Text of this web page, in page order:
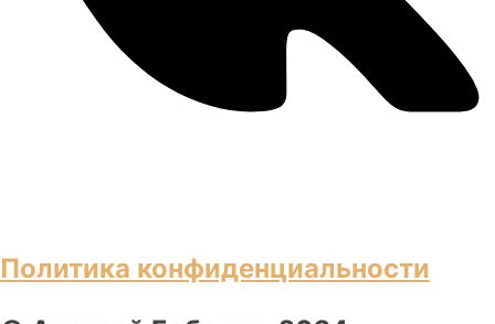
Политика конфиденциальности